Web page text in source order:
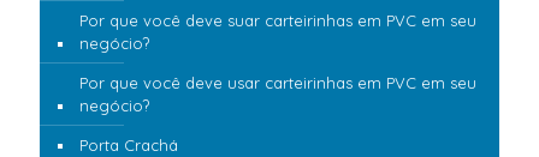
Por que você deve suar carteirinhas em PVC em seu
negócio?
Por que você deve usar carteirinhas em PVC em seu
negócio?
Porta Crachá